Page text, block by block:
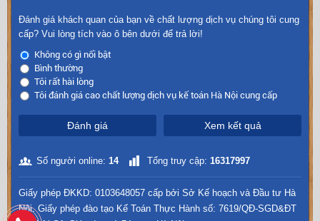
Đánh giá khách quan của bạn về chất lượng dịch vụ chúng tôi cung
cấp? Vui lòng tích vào ô bên dưới để trả lời!
Không có gì nổi bật
Bình thường
Tôi rất hài lòng
Tôi đánh giá cao chất lượng dịch vụ kế toán Hà Nội cung cấp
Đánh giá Xem kết quả
Số người online: 14 Tổng truy cập: 16317997
Giấy phép ĐKKD: 0103648057 cấp bởi Sở Kế hoạch và Đầu tư Hà
Nội. Giấy phép đào tạo Kế Toán Thực Hành số: 7619/QĐ-SGD&ĐT